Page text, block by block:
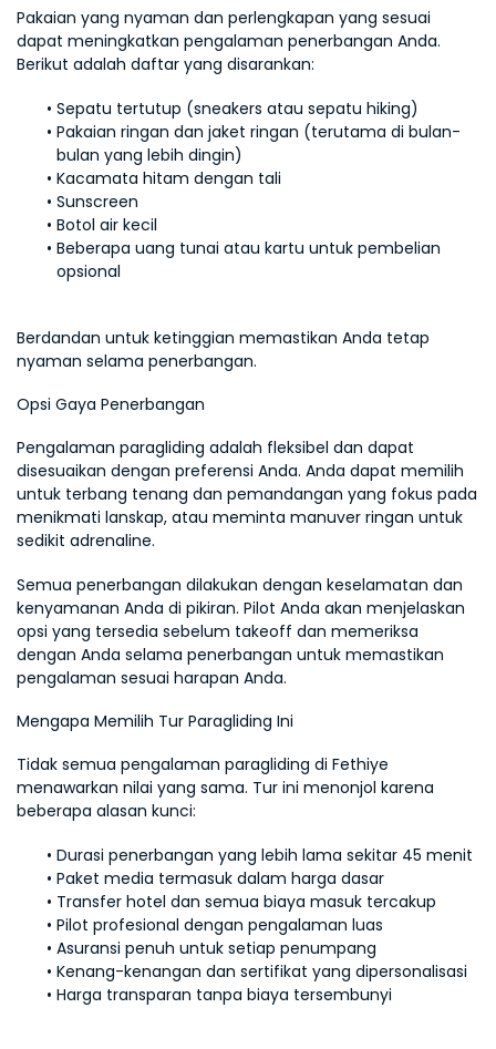
Pakaian yang nyaman dan perlengkapan yang sesuai
dapat meningkatkan pengalaman penerbangan Anda.
Berikut adalah daftar yang disarankan:
Sepatu tertutup (sneakers atau sepatu hiking)
Pakaian ringan dan jaket ringan (terutama di bulan-
bulan yang lebih dingin)
Kacamata hitam dengan tali
Sunscreen
Botol air kecil
Beberapa uang tunai atau kartu untuk pembelian
opsional
Berdandan untuk ketinggian memastikan Anda tetap
nyaman selama penerbangan.
Opsi Gaya Penerbangan
Pengalaman paragliding adalah fleksibel dan dapat
disesuaikan dengan preferensi Anda. Anda dapat memilih
untuk terbang tenang dan pemandangan yang fokus pada
menikmati lanskap, atau meminta manuver ringan untuk
sedikit adrenaline.
Semua penerbangan dilakukan dengan keselamatan dan
kenyamanan Anda di pikiran. Pilot Anda akan menjelaskan
opsi yang tersedia sebelum takeoff dan memeriksa
dengan Anda selama penerbangan untuk memastikan
pengalaman sesuai harapan Anda.
Mengapa Memilih Tur Paragliding Ini
Tidak semua pengalaman paragliding di Fethiye
menawarkan nilai yang sama. Tur ini menonjol karena
beberapa alasan kunci:
Durasi penerbangan yang lebih lama sekitar 45 menit
Paket media termasuk dalam harga dasar
Transfer hotel dan semua biaya masuk tercakup
Pilot profesional dengan pengalaman luas
Asuransi penuh untuk setiap penumpang
Kenang-kenangan dan sertifikat yang dipersonalisasi
Harga transparan tanpa biaya tersembunyi